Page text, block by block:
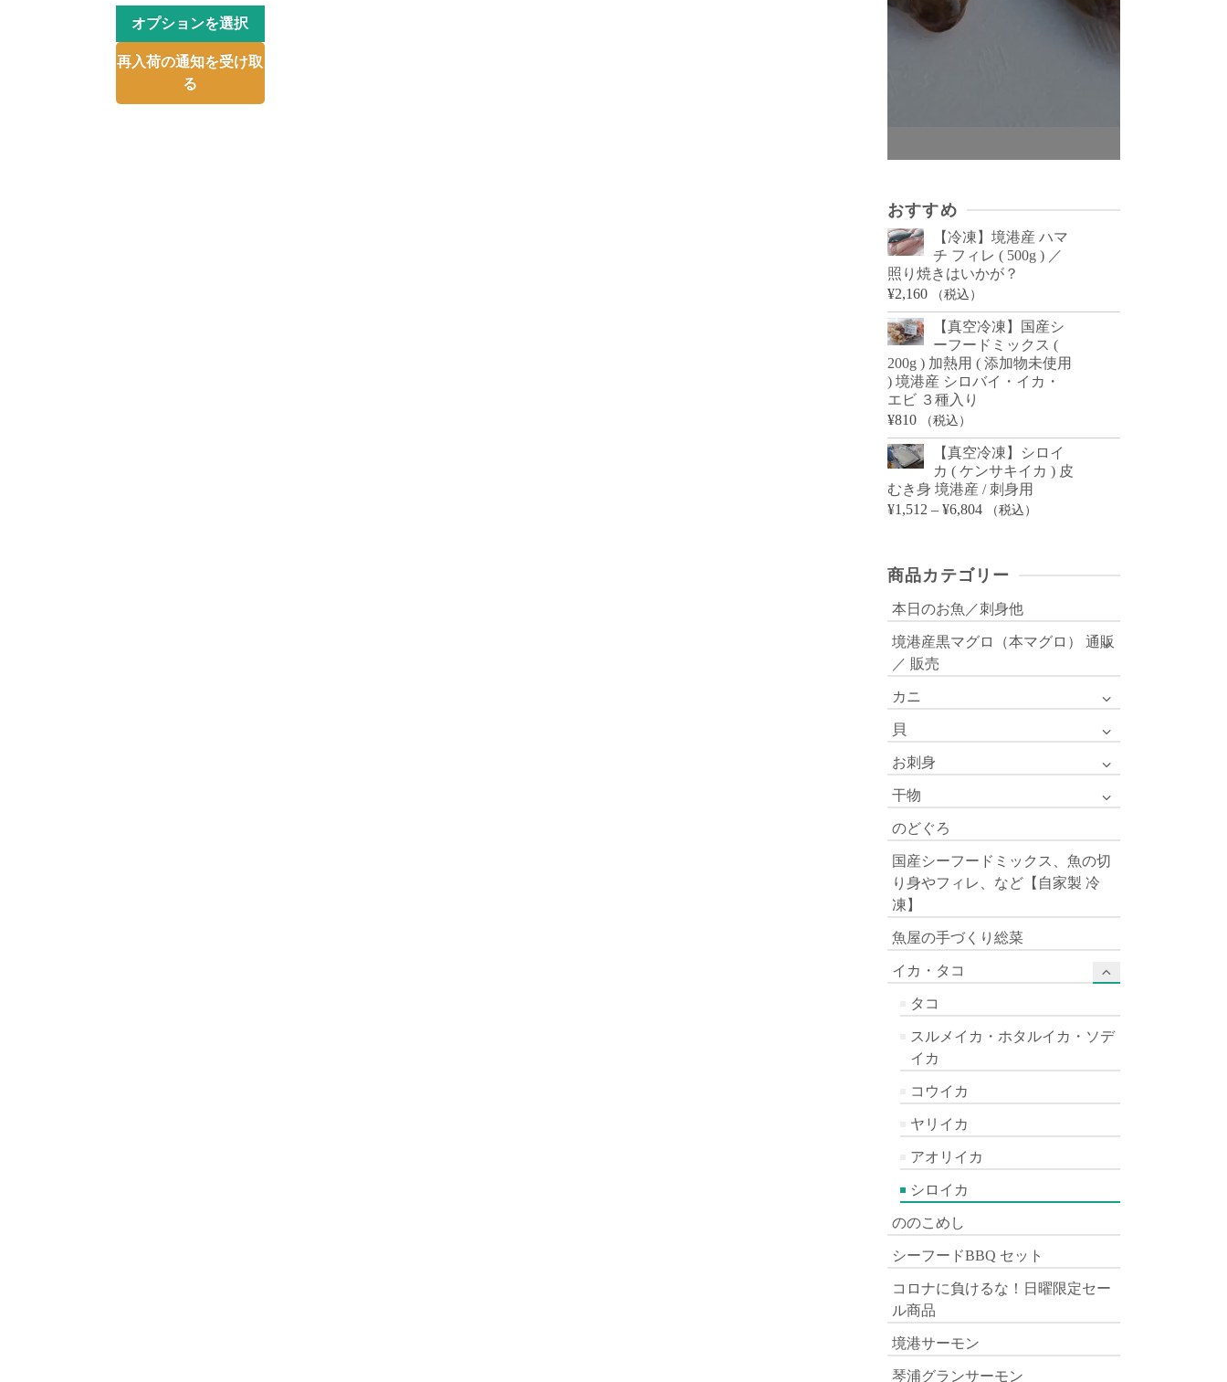
¥5,400
–
¥8,100
オプションを選択
こ
の
再入荷の通知を受け取
る
おすすめ
【冷凍】境港産 ハマ
チ フィレ ( 500g ) ／
照り焼きはいかが？
¥2,160 （税込）
【真空冷凍】国産シ
ーフードミックス (
200g ) 加熱用 ( 添加物未使用
) 境港産 シロバイ・イカ・
エビ ３種入り
¥810 （税込）
【真空冷凍】シロイ
カ ( ケンサキイカ ) 皮
むき身 境港産 / 刺身用
¥1,512 – ¥6,804価
¥1,512
¥6,804
（税込）
商品カテゴリー
本日のお魚／刺身他
境港産黒マグロ（本マグロ） 通販
／ 販売
カニ
貝
お刺身
干物
のどぐろ
国産シーフードミックス、魚の切
り身やフィレ、など【自家製 冷
凍】
魚屋の手づくり総菜
イカ・タコ
タコ
スルメイカ・ホタルイカ・ソデ
イカ
コウイカ
ヤリイカ
アオリイカ
シロイカ
ののこめし
シーフードBBQ セット
コロナに負けるな！日曜限定セー
ル商品
境港サーモン
琴浦グランサーモン